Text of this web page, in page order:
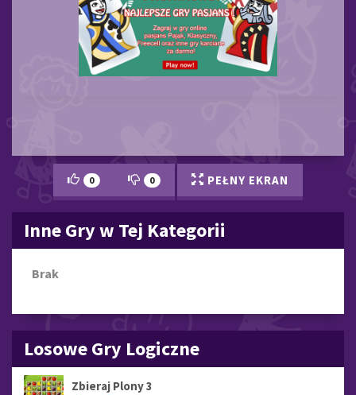
0 0 PEŁNY EKRAN
Inne Gry w Tej Kategorii
Brak
Losowe Gry Logiczne
Zbieraj Plony 3